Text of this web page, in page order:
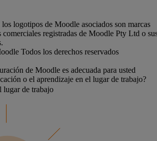
logotipos de Moodle asociados son marcas
comerciales registradas de Moodle Pty Ltd o
Todos los derechos reservados
de Moodle es adecuada para usted
o el aprendizaje en el lugar de trabajo?
lugar de trabajo